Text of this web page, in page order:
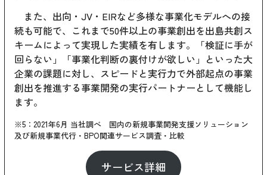
また、出向・JV・EIRなど多様な事業化モデルへの接
続も可能で、これまで50件以上の事業創出を出島共創ス
キームによって実現した実績を有します。「検証に手が
回らない」「事業化判断の裏付けが欲しい」といった大
企業の課題に対し、スピードと実行力で外部起点の事業
創出を推進する事業開発の実行パートナーとして機能し
ます。
※5：2021年6月 当社調べ 国内の新規事業開発支援ソリューション
及び新規事業代行・BPO関連サービス調査・比較
サービス詳細